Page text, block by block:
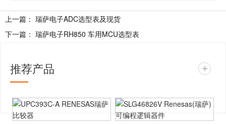
上一篇： 瑞萨电子ADC选型表及现货
下一篇： 瑞萨电子RH850 车用MCU选型表
推荐产品 +